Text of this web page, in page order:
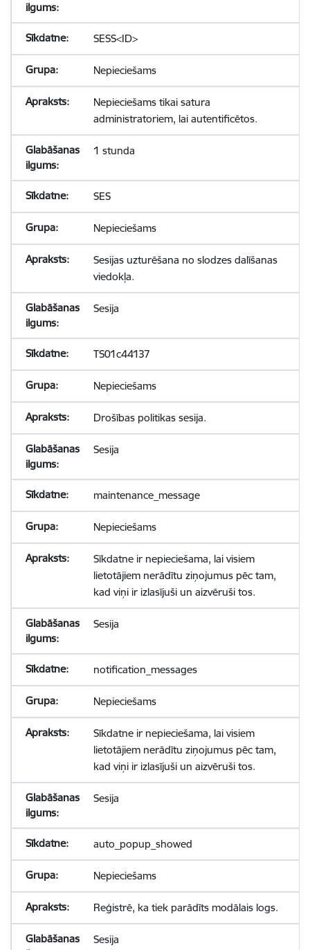
SESS<ID>
Nepieciešams
Nepieciešams tikai satura
administratoriem, lai autentificētos.
1 stunda
SES
Nepieciešams
Sesijas uzturēšana no slodzes dalīšanas
viedokļa.
Sesija
TS01c44137
Nepieciešams
Drošības politikas sesija.
Sesija
maintenance_message
Nepieciešams
Sīkdatne ir nepieciešama, lai visiem
lietotājiem nerādītu ziņojumus pēc tam,
kad viņi ir izlasījuši un aizvēruši tos.
Sesija
notification_messages
Nepieciešams
Sīkdatne ir nepieciešama, lai visiem
lietotājiem nerādītu ziņojumus pēc tam,
kad viņi ir izlasījuši un aizvēruši tos.
Sesija
auto_popup_showed
Nepieciešams
Reģistrē, ka tiek parādīts modālais logs.
Sesija